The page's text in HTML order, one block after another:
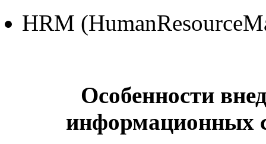
HRM
Особенности
информационных